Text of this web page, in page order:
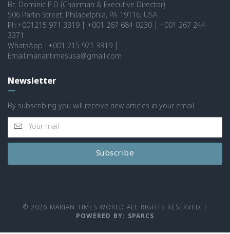
Br. Dominic P.D (Chairman & Executive Director)
506 Parlin Street, Philadelphia, PA 19116, USA
Ph:+001215 971 3319 | +001 267 684-0230 | +001 267 244-
3371
WhatsApp : +001 215 971 3319 |
Email:mariantimesusa@gmail.com
Newsletter
By subscribing you will receive new articles in your email.
Subscribe
© 2026 MARIAN TIMES WORLD ALL RIGHTS RESERVED
POWERED BY: SPARCS